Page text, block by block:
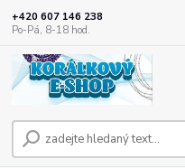
+420 607 146 238
Po-Pá, 8-18 hod.